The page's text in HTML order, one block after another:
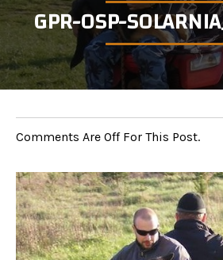
GPR-OSP-
Comments Are Off For This Post.